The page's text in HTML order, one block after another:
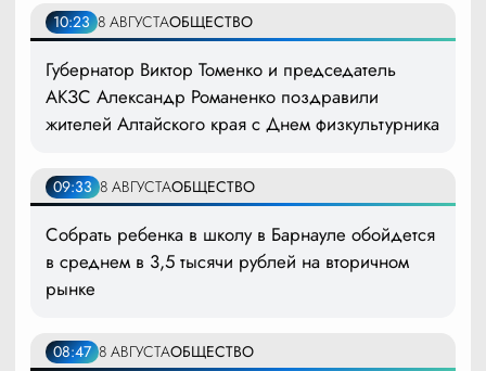
10:23 8 АВГУСТАОБЩЕСТВО
Губернатор Виктор Томенко и председатель
АКЗС Александр Романенко поздравили
жителей Алтайского края с Днем физкультурника
09:33 8 АВГУСТАОБЩЕСТВО
Собрать ребенка в школу в Барнауле обойдется
в среднем в 3,5 тысячи рублей на вторичном
рынке
08:47 8 АВГУСТАОБЩЕСТВО